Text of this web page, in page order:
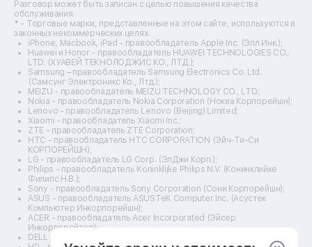
Ремонт эхолотов
Ремонт 3d-принтеров
Ремонт прицелов ночного видения
Ремонт винных шкафов
Ремонт выпрямителей
Ремонт сушилок для рук
Ремонт дальномеров
Ремонт снегоуборщиков
Разговор может быть записан с целью повышения качества
обслуживания.
* - Торговые марки, представленные на этом сайте, используются в
законных некоммерческих целях.
iPhone, Macbook, iPad - правообладатель Apple Inc. (Эпл Инк.);
Huawei и Honor - правообладатель HUAWEI TECHNOLOGIES CO.,
LTD. (ХУАВЕЙ ТЕКНОЛОДЖИС КО., ЛТД.);
Samsung – правообладатель Samsung Electronics Co. Ltd.
(Самсунг Электроникс Ко., Лтд.);
MEIZU - правообладатель MEIZU TECHNOLOGY CO., LTD.;
Nokia - правообладатель Nokia Corporation (Нокиа Корпорейшн);
Lenovo - правообладатель Lenovo (Beijing) Limited;
Xiaomi - правообладатель Xiaomi Inc.;
ZTE - правообладатель ZTE Corporation;
HTC - правообладатель HTC CORPORATION (Эйч-Ти-Си
КОРПОРЕЙШН);
LG - правообладатель LG Corp. (ЭлДжи Корп.);
Philips - правообладатель Koninklijke Philips N.V. (Конинклийке
Филипс Н.В.);
Sony - правообладатель Sony Corporation (Сони Корпорейшн);
ASUS - правообладатель ASUSTeK Computer Inc. (Асустек
Компьютер Инкорпорейшн);
ACER - правообладатель Acer Incorporated (Эйсер
Инкорпорейтед);
DELL - правообладатель Dell Inc.(Делл Инк.);